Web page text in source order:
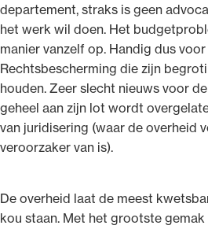
departement, straks is geen
het werk wil doen. Het
manier vanzelf op. Handig dus
Rechtsbescherming die zijn
houden. Zeer slecht nieuws voor
geheel aan zijn lot wordt
van juridisering (waar de overheid
veroorzaker van is).
De overheid laat de meest
kou staan. Met het grootste